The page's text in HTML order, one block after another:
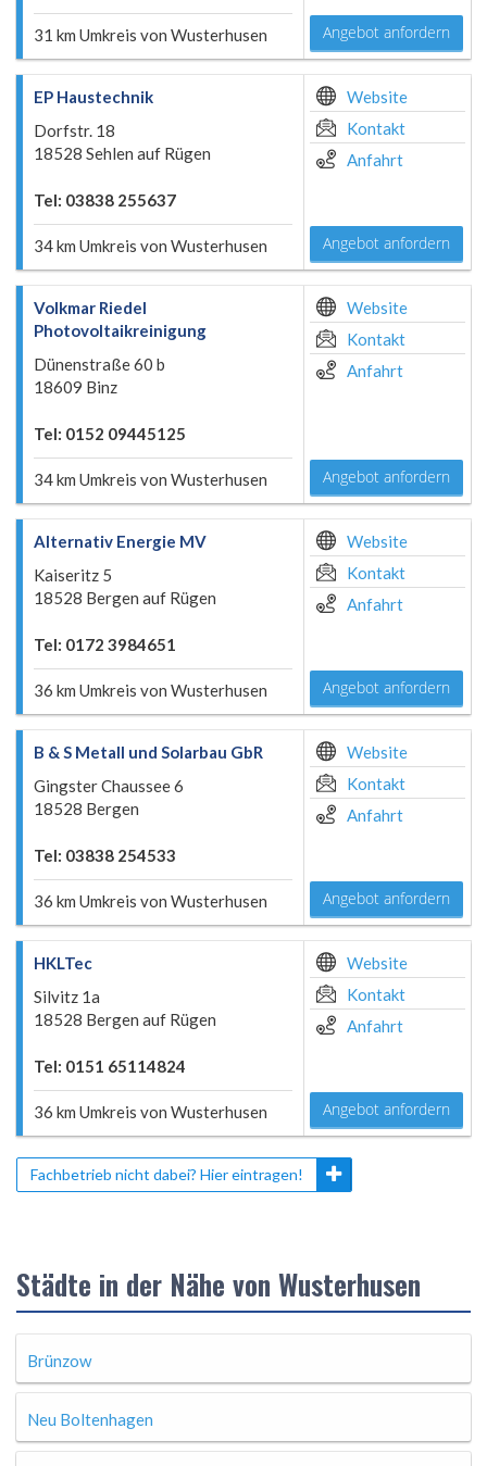
31 km Umkreis von Wusterhusen Angebot anfordern
EP Haustechnik
Dorfstr. 18
18528 Sehlen auf Rügen
Tel: 03838 255637
34 km Umkreis von Wusterhusen
Website
Kontakt
Anfahrt
Angebot anfordern
Volkmar Riedel
Photovoltaikreinigung
Dünenstraße 60 b
18609 Binz
Tel: 0152 09445125
34 km Umkreis von Wusterhusen
Website
Kontakt
Anfahrt
Angebot anfordern
Alternativ Energie MV
Kaiseritz 5
18528 Bergen auf Rügen
Tel: 0172 3984651
36 km Umkreis von Wusterhusen
Website
Kontakt
Anfahrt
Angebot anfordern
B & S Metall und Solarbau GbR
Gingster Chaussee 6
18528 Bergen
Tel: 03838 254533
36 km Umkreis von Wusterhusen
Website
Kontakt
Anfahrt
Angebot anfordern
HKLTec
Silvitz 1a
18528 Bergen auf Rügen
Tel: 0151 65114824
36 km Umkreis von Wusterhusen
Website
Kontakt
Anfahrt
Angebot anfordern
Fachbetrieb nicht dabei? Hier eintragen!
Städte in der Nähe von Wusterhusen
Brünzow
Neu Boltenhagen